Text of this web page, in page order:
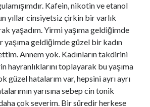
Önder Güngör
Seyfi
oldu..
Doğmuş Çocukların 40’lı Yaşlara Dair
Kafein, nikotin ve etanol
yıllar cinsiyetsiz çirkin bir varlık
yaşadım. Yirmi yaşıma geldiğimde
yaşıma geldiğimde güzel bir kadın
Annem yok. Kadınların takdirini
hayranlıklarını toplayarak bu yaşıma
güzel hatalarım var, hepsini ayrı ayrı
yarısına sebep cin tonik
çok severim. Bir süredir herkese